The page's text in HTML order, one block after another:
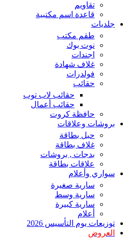
تقاويم
قاعدة اسم مكتبية
جلديات
طقم مكتب
نوت بوك
اجندات
غلاف شهادة
فولدرات
حقائب
حقائب لاب توب
حقائب أعمال
حافظة كروت
بروشات وعلاقات
حبل بطاقة
غلاف بطاقة
بدجات , بروشات
علاقات بطاقة
سواري وأعلام
سارية صغيرة
سارية وسط
سارية كبيرة
أعلام
توزيعات يوم التأسيس 2026
العروض